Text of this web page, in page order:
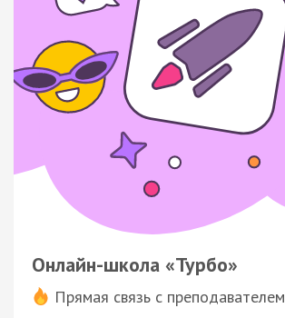
Онлайн-школа «Турбо»
Прямая связь с преподавателем